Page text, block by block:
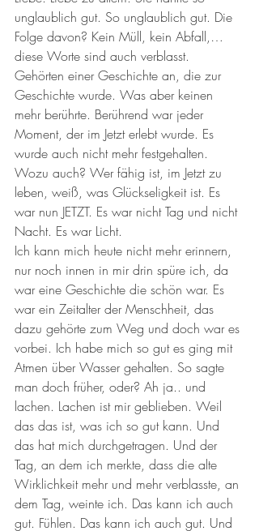
unglaublich gut. So unglaublich gut. Die
Folge davon? Kein Müll, kein Abfall,…
diese Worte sind auch verblasst.
Gehörten einer Geschichte an, die zur
Geschichte wurde. Was aber keinen
mehr berührte. Berührend war jeder
Moment, der im Jetzt erlebt wurde. Es
wurde auch nicht mehr festgehalten.
Wozu auch? Wer fähig ist, im Jetzt zu
leben, weiß, was Glückseligkeit ist. Es
war nun JETZT. Es war nicht Tag und nicht
Nacht. Es war Licht.
Ich kann mich heute nicht mehr erinnern,
nur noch innen in mir drin spüre ich, da
war eine Geschichte die schön war. Es
war ein Zeitalter der Menschheit, das
dazu gehörte zum Weg und doch war es
vorbei. Ich habe mich so gut es ging mit
Atmen über Wasser gehalten. So sagte
man doch früher, oder? Ah ja.. und
lachen. Lachen ist mir geblieben. Weil
das das ist, was ich so gut kann. Und
das hat mich durchgetragen. Und der
Tag, an dem ich merkte, dass die alte
Wirklichkeit mehr und mehr verblasste, an
dem Tag, weinte ich. Das kann ich auch
gut. Fühlen. Das kann ich auch gut. Und